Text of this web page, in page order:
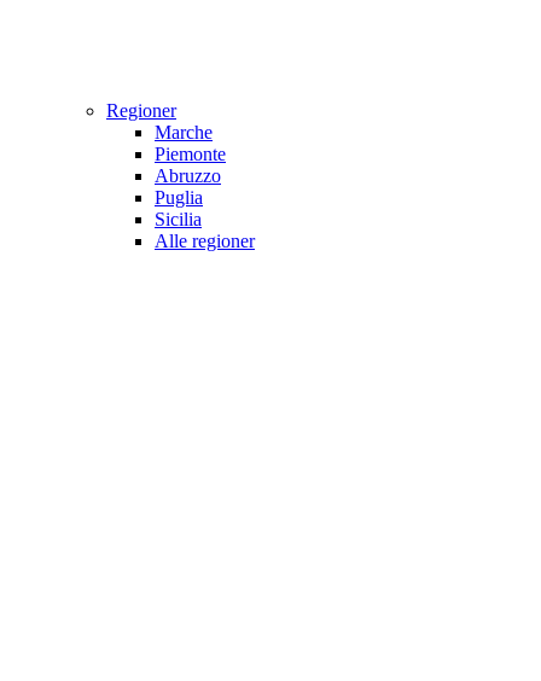
Regioner
Marche
Piemonte
Abruzzo
Puglia
Sicilia
Alle regioner